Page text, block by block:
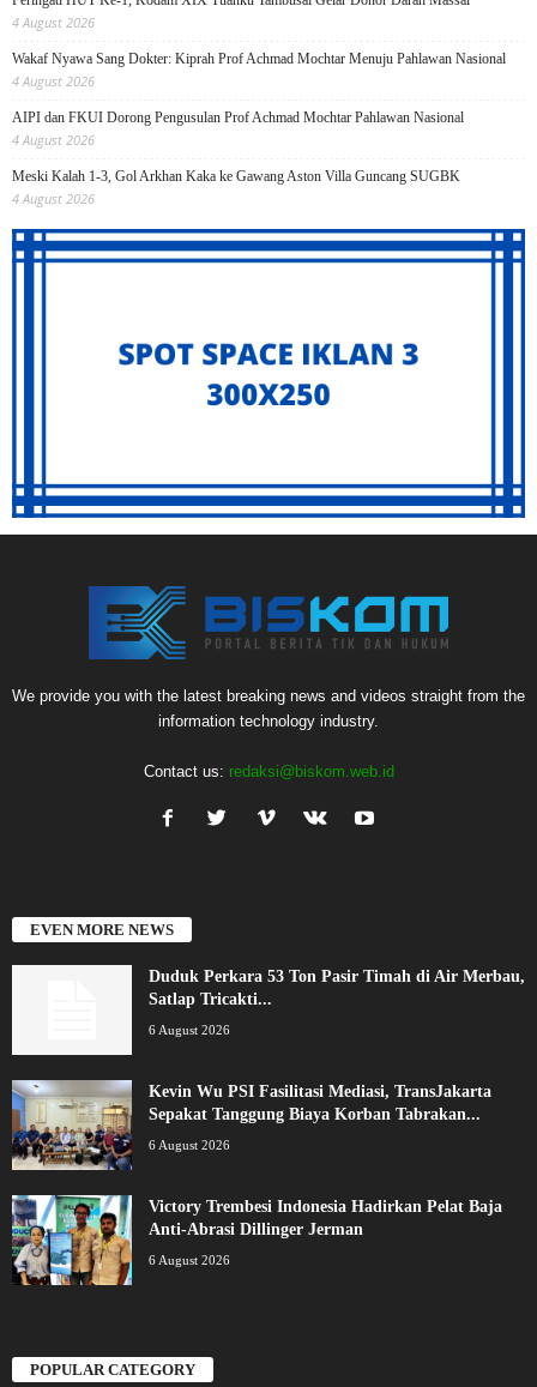
4 August 2026
Wakaf Nyawa Sang Dokter: Kiprah Prof Achmad Mochtar Menuju Pahlawan Nasional
4 August 2026
AIPI dan FKUI Dorong Pengusulan Prof Achmad Mochtar Pahlawan Nasional
4 August 2026
Meski Kalah 1-3, Gol Arkhan Kaka ke Gawang Aston Villa Guncang SUGBK
4 August 2026
We provide you with the latest breaking news and videos straight from the
information technology industry.
Contact us: redaksi@biskom.web.id
EVEN MORE NEWS
Duduk Perkara 53 Ton Pasir Timah di Air Merbau,
Satlap Tricakti...
6 August 2026
Kevin Wu PSI Fasilitasi Mediasi, TransJakarta
Sepakat Tanggung Biaya Korban Tabrakan...
6 August 2026
Victory Trembesi Indonesia Hadirkan Pelat Baja
Anti-Abrasi Dillinger Jerman
6 August 2026
POPULAR CATEGORY